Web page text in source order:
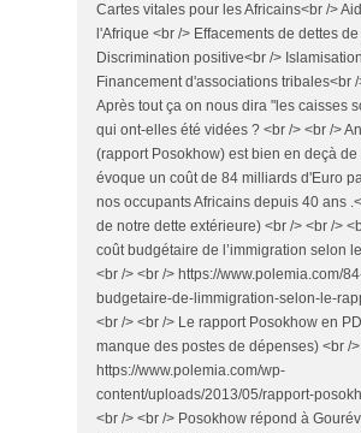
Cartes vitales pour les Africains<br />
l'Afrique <br /> Effacements de dettes
Discrimination positive<br />
Financement d'associations tribales<br /
Après tout ça on nous dira "les caisses
qui ont-elles été vidées ? <br /> <br />
(rapport Posokhow) est bien en deçà de
évoque un coût de 84 milliards d'Euro
nos occupants Africains depuis 40 ans
de notre dette extérieure) <br /> <br />
coût budgétaire de l’immigration selon
<br /> <br /> https://www.polemia.com/
budgetaire-de-limmigration-selon-le-
<br /> <br /> Le rapport Posokhow en
manque des postes de dépenses) <br /
https://www.polemia.com/wp-
content/uploads/2013/05/rapport-
<br /> <br /> Posokhow répond à